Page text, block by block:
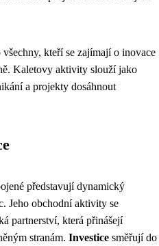
kteří se zajímají o inovace
Kaletovy aktivity slouží jako
a projekty dosáhnout
představují dynamický
Jeho obchodní aktivity se
partnerství, která přinášejí
stranám. Investice směřují do